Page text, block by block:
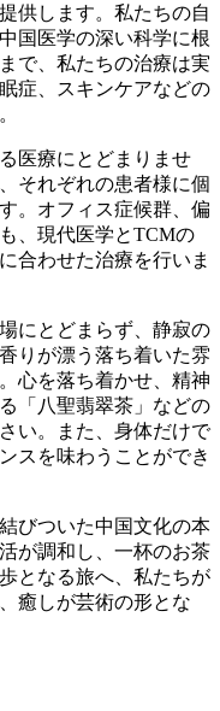
供します。私たちの自
国医学の深い科学に根
で、私たちの治療は実
症、スキンケアなどの
医療にとどまりませ
それぞれの患者様に個
。オフィス症候群、偏
、現代医学とTCMの
合わせた治療を行いま
にとどまらず、静寂の
りが漂う落ち着いた雰
心を落ち着かせ、精神
「八聖翡翠茶」などの
い。また、身体だけで
スを味わうことができ
びついた中国文化の本
が調和し、一杯のお茶
となる旅へ、私たちが
癒しが芸術の形とな